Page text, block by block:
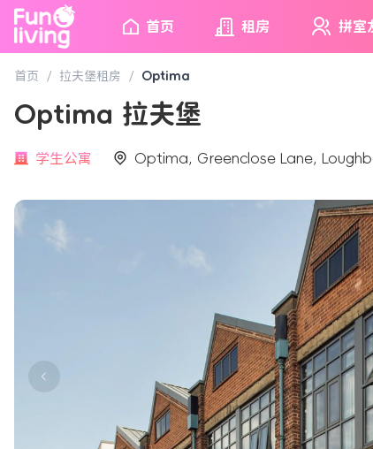
首页 租房 拼室
首页 / 拉夫堡租房 / Optima
Optima 拉夫堡
学生公寓 Optima, Greenclose Lane,